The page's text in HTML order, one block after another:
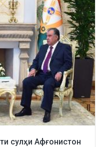
сулҳи Афғонистон